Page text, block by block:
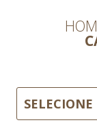
SELECIONE